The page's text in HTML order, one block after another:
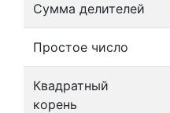
Сумма делителей
Простое число
Квадратный
корень